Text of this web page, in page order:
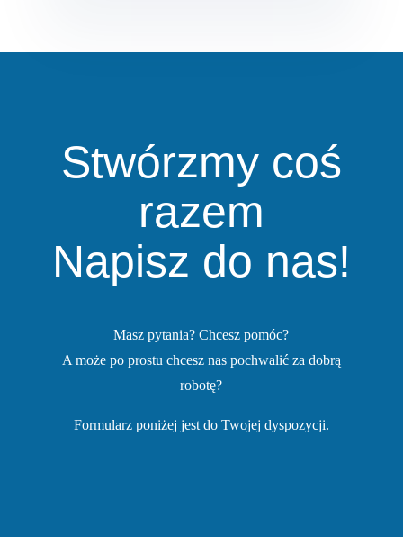
Stwórzmy coś
razem
Napisz do nas!
Masz pytania? Chcesz pomóc?
A może po prostu chcesz nas pochwalić za dobrą
robotę?
Formularz poniżej jest do Twojej dyspozycji.